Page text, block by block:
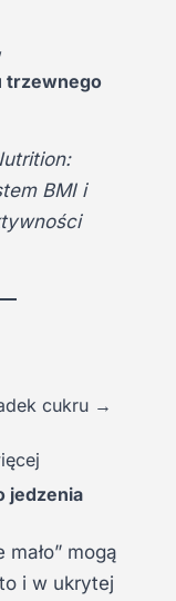
trzewnego
BMI i
cukru →
jedzenia
mogą
i w ukrytej